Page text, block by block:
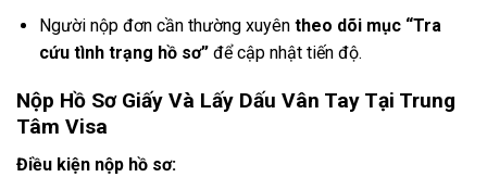
Người nộp đơn cần thường xuyên theo dõi mục “Tra
cứu tình trạng hồ sơ”để cập nhật tiến độ.
Nộp Hồ Sơ Giấy Và Lấy Dấu Vân Tay Tại Trung
Tâm Visa
Điều kiện nộp hồ sơ: